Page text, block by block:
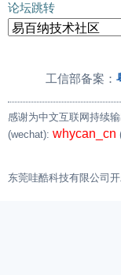
论坛跳转
工信部备案：
感谢为中文互联网持续
(wechat): whycan_cn
东莞哇酷科技有限公司